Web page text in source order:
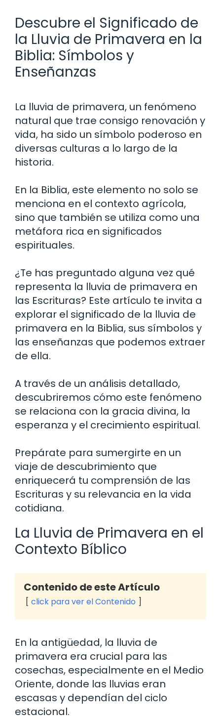
Descubre el Significado de
la Lluvia de Primavera en la
Biblia: Símbolos y
Enseñanzas
La lluvia de primavera, un fenómeno
natural que trae consigo renovación y
vida, ha sido un símbolo poderoso en
diversas culturas a lo largo de la
historia.
En la Biblia, este elemento no solo se
menciona en el contexto agrícola,
sino que también se utiliza como una
metáfora rica en significados
espirituales.
¿Te has preguntado alguna vez qué
representa la lluvia de primavera en
las Escrituras? Este artículo te invita a
explorar el significado de la lluvia de
primavera en la Biblia, sus símbolos y
las enseñanzas que podemos extraer
de ella.
A través de un análisis detallado,
descubriremos cómo este fenómeno
se relaciona con la gracia divina, la
esperanza y el crecimiento espiritual.
Prepárate para sumergirte en un
viaje de descubrimiento que
enriquecerá tu comprensión de las
Escrituras y su relevancia en la vida
cotidiana.
La Lluvia de Primavera en el
Contexto Bíblico
Contenido de este Artículo
click para ver el Contenido
En la antigüedad, la lluvia de
primavera era crucial para las
cosechas, especialmente en el Medio
Oriente, donde las lluvias eran
escasas y dependían del ciclo
estacional.